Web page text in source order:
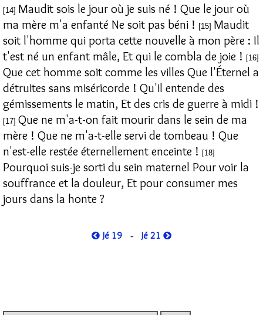
[14] Maudit sois le jour où je suis né ! Que le jour où
ma mère m'a enfanté Ne soit pas béni ! [15] Maudit
soit l'homme qui porta cette nouvelle à mon père : Il
t'est né un enfant mâle, Et qui le combla de joie ! [16]
Que cet homme soit comme les villes Que l'Éternel a
détruites sans miséricorde ! Qu'il entende des
gémissements le matin, Et des cris de guerre à midi !
[17] Que ne m'a-t-on fait mourir dans le sein de ma
mère ! Que ne m'a-t-elle servi de tombeau ! Que
n'est-elle restée éternellement enceinte ! [18]
Pourquoi suis-je sorti du sein maternel Pour voir la
souffrance et la douleur, Et pour consumer mes
jours dans la honte ?
Jé 19 - Jé 21